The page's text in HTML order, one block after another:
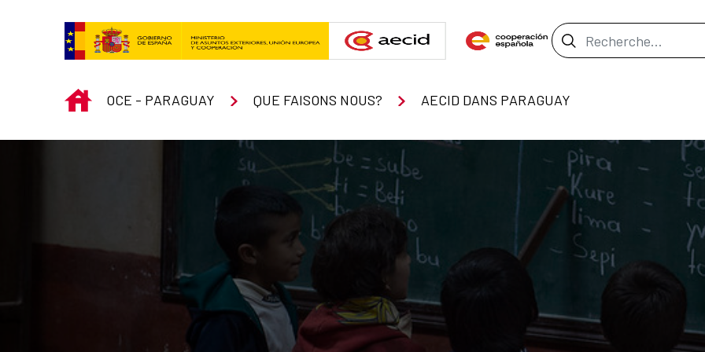
Barre de
INICIO
OCE - PARAGUAY QUE FAISONS NOUS? AECID DANS PARAGUAY